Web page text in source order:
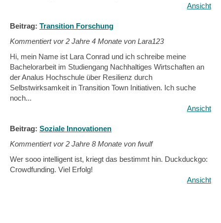
Ansicht
Beitrag: Transition Forschung
Kommentiert vor2 Jahre 4 Monate von Lara123
Hi, mein Name ist Lara Conrad und ich schreibe meine
Bachelorarbeit im Studiengang Nachhaltiges Wirtschaften an
der Analus Hochschule über Resilienz durch
Selbstwirksamkeit in Transition Town Initiativen. Ich suche
noch...
Ansicht
Beitrag: Soziale Innovationen
Kommentiert vor2 Jahre 8 Monate von fwulf
Wer sooo intelligent ist, kriegt das bestimmt hin. Duckduckgo:
Crowdfunding. Viel Erfolg!
Ansicht